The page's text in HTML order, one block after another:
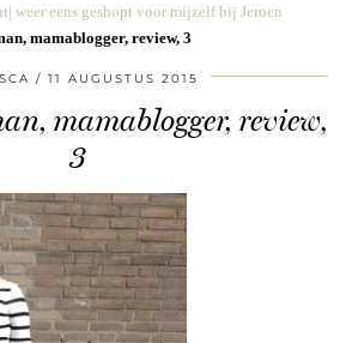
weer eens geshopt voor mijzelf bij Jeroen
mamablogger, review, 3
11 AUGUSTUS 2015
mamablogger, review,
3